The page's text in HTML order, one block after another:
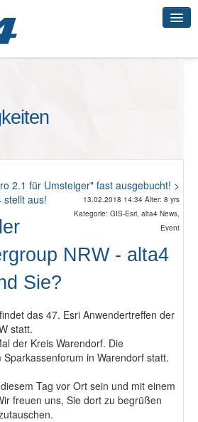
Geo-Cloud
alta4 im Überblick
2.1 für Umsteiger" fast ausgebucht! >
stellt aus!
13.02.2018 14:34 Alter: 8 yrs
Kategorie: GIS-Esri, alta4 News,
Event
NRW - alta4
Sie?
findet das 47. Esri Anwendertreffen der
statt.
der Kreis Warendorf. Die
in Warendorf statt.
Tag vor Ort sein und mit einem
freuen uns, Sie dort zu begrüßen